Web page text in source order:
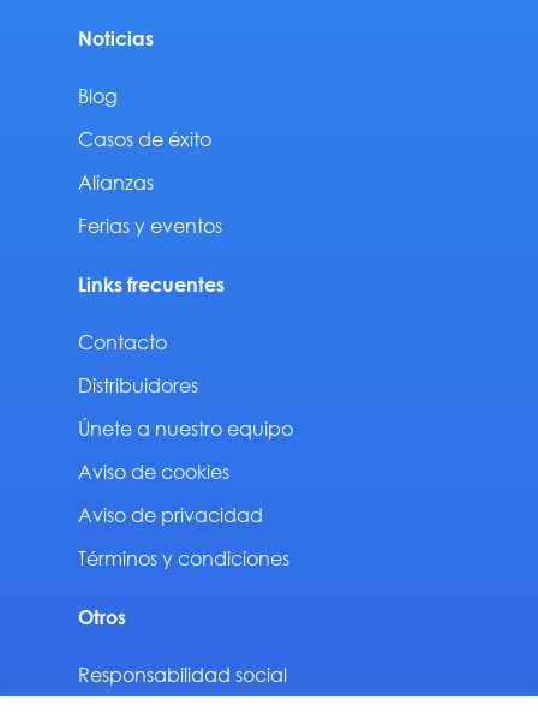
Noticias
Blog
Casos de éxito
Alianzas
Ferias y eventos
Links frecuentes
Contacto
Distribuidores
Únete a nuestro equipo
Aviso de cookies
Aviso de privacidad
Términos y condiciones
Otros
Responsabilidad social